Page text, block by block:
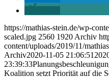
https://mathias-stein.de/wp-
scaled.jpg 2560 1920 Archiv
content/uploads/2019/11/
Archiv2020-11-05 21:06:51
23:39:33
Koalition setzt Priorität auf die